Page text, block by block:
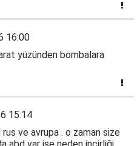
16:00
yüzünden bombalara
15:14
ve avrupa . o zaman size